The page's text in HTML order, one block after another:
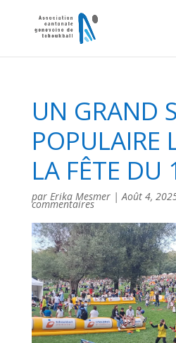
UN GRAND
POPULAIRE
LA FÊTE DU
par Erika Mesmer|Août 4,
commentaires